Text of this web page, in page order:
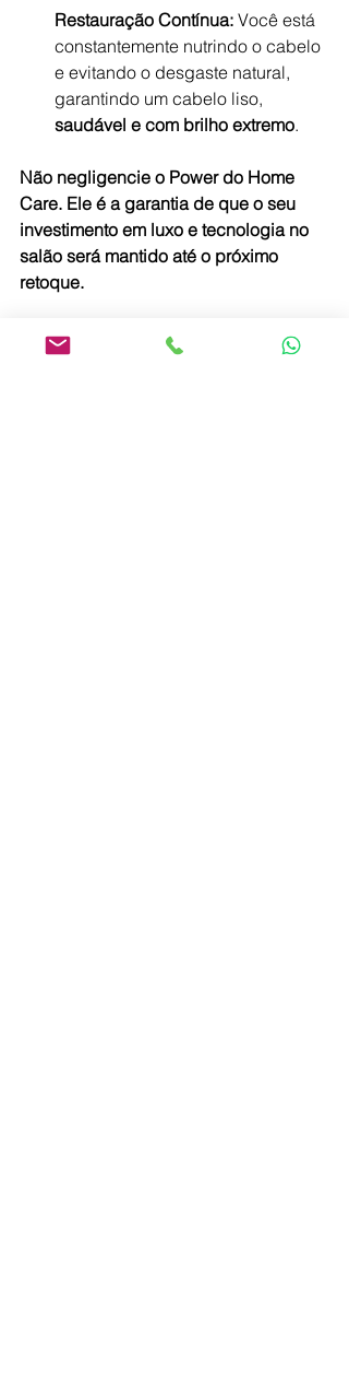
Restauração Contínua: Você está
constantemente nutrindo o cabelo
e evitando o desgaste natural,
garantindo um cabelo liso,
saudável e com brilho extremo.
Não negligencie o Power do Home
Care. Ele é a garantia de que o seu
investimento em luxo e tecnologia no
salão será mantido até o próximo
retoque.
"Garanta a durabilidade e o brilho do
seu liso de luxo! Clique e descubra o